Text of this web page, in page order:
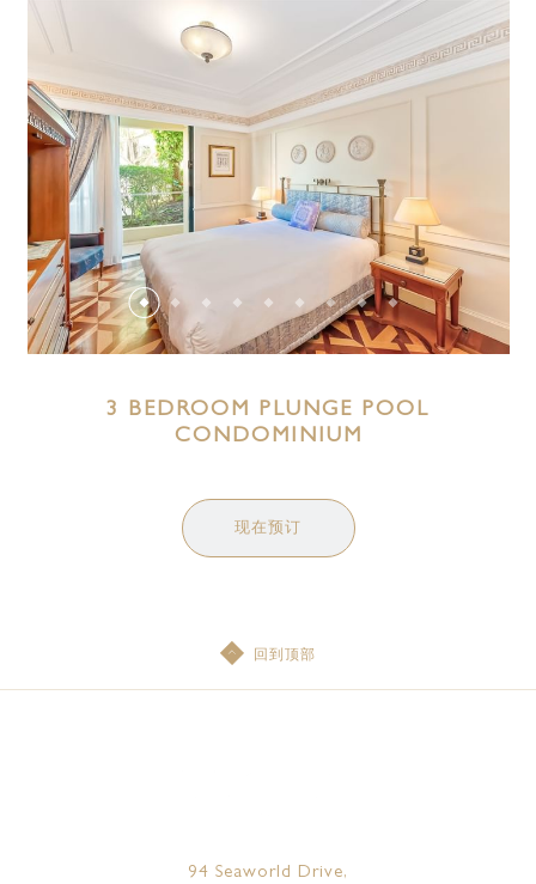
3 BEDROOM PLUNGE POOL
CONDOMINIUM
现在预订
回到顶部
94 Seaworld Drive,